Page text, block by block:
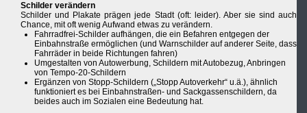
Schilder verändern
Schilder und Plakate prägen jede Stadt (oft: leider). Aber sie sind auch
Chance, mit oft wenig Aufwand etwas zu verändern.
Fahrradfrei-Schilder aufhängen, die ein Befahren entgegen der
Einbahnstraße ermöglichen (und Warnschilder auf anderer Seite, dass
Fahrräder in beide Richtungen fahren)
Umgestalten von Autowerbung, Schildern mit Autobezug, Anbringen
von Tempo-20-Schildern
Ergänzen von Stopp-Schildern („Stopp Autoverkehr“ u.ä.), ähnlich
funktioniert es bei Einbahnstraßen- und Sackgassenschildern, da
beides auch im Sozialen eine Bedeutung hat.